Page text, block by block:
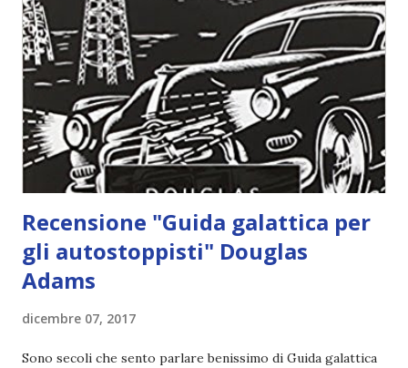
Recensione "SUPERGUM!" di Laura Guglielmo e Susanna
Rumiz Forse sono un po' cresciuta per apprezzare al cento
percento queste avventure, ciononostante a me non
dispiace per niente dedicarmi a libri per più piccoli, specie
quando sono graphic novel, fonte di ispirazione per il
grafico che è in me. Supergum è la storia di Gianluca, ...
Recensione "Guida galattica per
gli autostoppisti" Douglas
Adams
dicembre 07, 2017
Sono secoli che sento parlare benissimo di Guida galattica